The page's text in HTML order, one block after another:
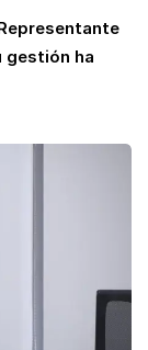
gestión ha